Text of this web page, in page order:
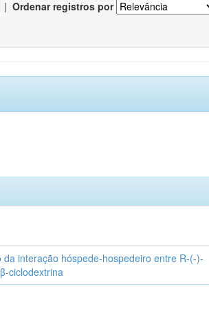
| Ordenar registros por
da interação hóspede-hospedeiro entre R-(-)-
ciclodextrina